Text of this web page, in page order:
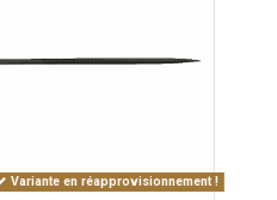
Variante en réapprovisionnement !